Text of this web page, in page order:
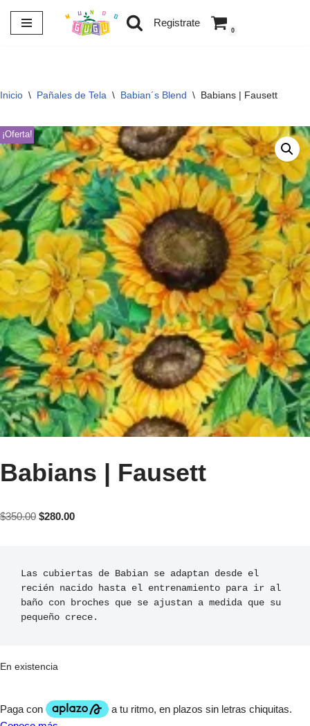
Saltar
Registrate
0
Inicio \ Pañales de Tela \ Babian´s Blend \ Babians | Fausett
¡Oferta!
Babians | Fausett
$350.00 $280.00
Las cubiertas de Babian se adaptan desde el
recién nacido hasta el entrenamiento para ir al
baño con broches que se ajustan a medida que su
pequeño crece.
En existencia